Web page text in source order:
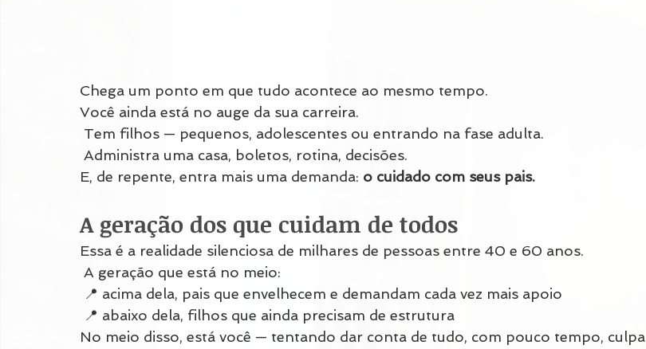
Chega um ponto em que tudo acontece ao mesmo tempo.
Você ainda está no auge da sua carreira.
Tem filhos — pequenos, adolescentes ou entrando na fase adulta.
Administra uma casa, boletos, rotina, decisões.
E, de repente, entra mais uma demanda: o cuidado com seus pais.
A geração dos que cuidam de todos
Essa é a realidade silenciosa de milhares de pessoas entre 40 e 60 anos.
A geração que está no meio:
📍 acima dela, pais que envelhecem e demandam cada vez mais apoio
📍 abaixo dela, filhos que ainda precisam de estrutura
No meio disso, está você — tentando dar conta de tudo, com pouco tempo, culpa